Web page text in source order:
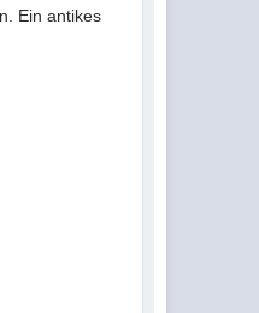
Ein antikes